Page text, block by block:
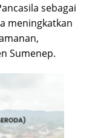
sebagai
meningkatkan
Sumenep.